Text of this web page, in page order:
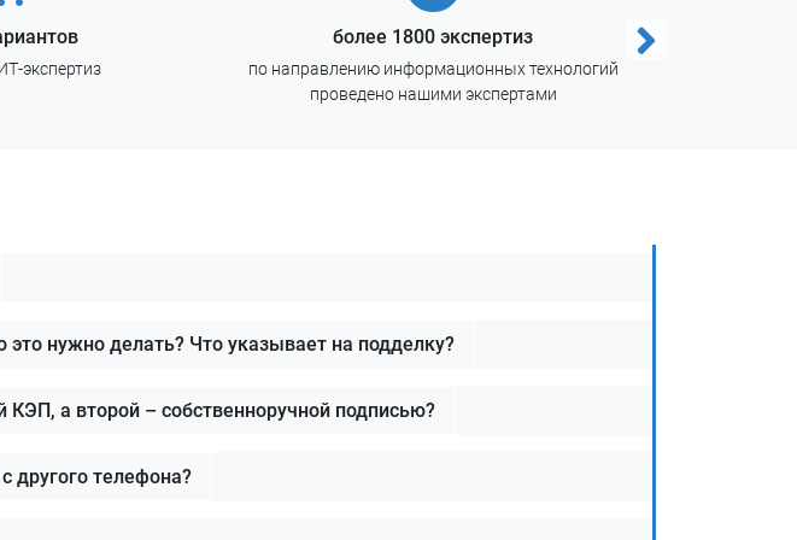
экспертиз
более 1800 экспертиз
по направлению информационных технологий
проведено нашими экспертами
нужно делать? Что указывает на подделку?
а второй – собственноручной подписью?
другого телефона?